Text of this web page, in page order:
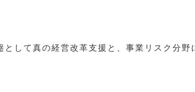
して真の経営改革支援と、事業リスク分野